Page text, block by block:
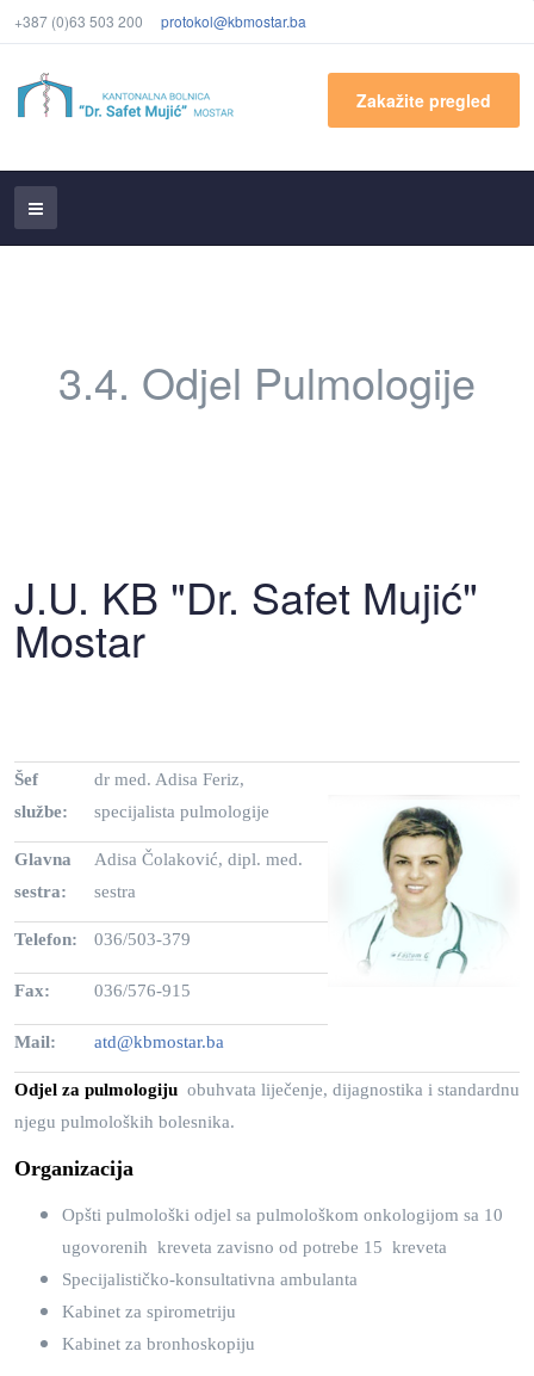
+387 (0)63 503 200 protokol@kbmostar.ba
Zakažite pregled
3.4. Odjel Pulmologije
J.U. KB "Dr. Safet Mujić"
Mostar
Šef
službe:
dr med. Adisa Feriz,
specijalista pulmologije
Glavna
sestra:
Adisa Čolaković, dipl. med.
sestra
Telefon: 036/503-379
Fax: 036/576-915
Mail: atd@kbmostar.ba
Odjel za pulmologiju obuhvata liječenje, dijagnostika i standardnu
njegu pulmoloških bolesnika.
Organizacija
Opšti pulmološki odjel sa pulmološkom onkologijom sa 10
ugovorenih kreveta zavisno od potrebe 15 kreveta
Specijalističko-konsultativna ambulanta
Kabinet za spirometriju
Kabinet za bronhoskopiju